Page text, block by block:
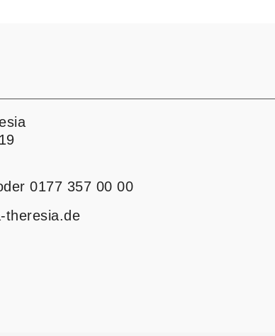
0177 357 00 00
theresia.de